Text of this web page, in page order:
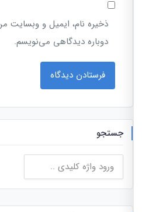
ذخیره نام، ایمیل و وبسایت من
دوباره دیدگاهی می‌نویسم.
جستجو
جستجو
برای: